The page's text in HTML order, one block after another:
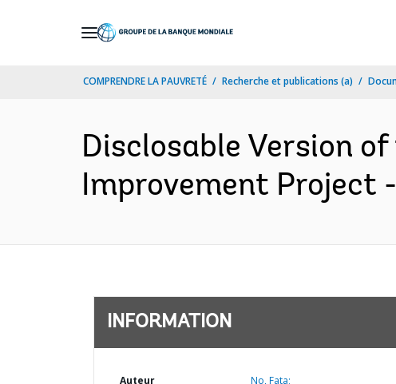
COMPRENDRE LA PAUVRETÉ Recherche et publications (a)
Disclosable Version
Improvement Project
INFORMATION
Auteur No, Fata;